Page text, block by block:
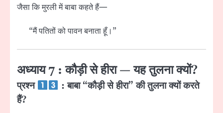
जैसा कि मुरली में बाबा कहते हैं—
“मैं पतितों को पावन बनाता हूँ।”
अध्याय 7 : कौड़ी से हीरा — यह तुलना क्यों?
प्रश्न
: बाबा “कौड़ी से हीरा” की तुलना क्यों करते
हैं?